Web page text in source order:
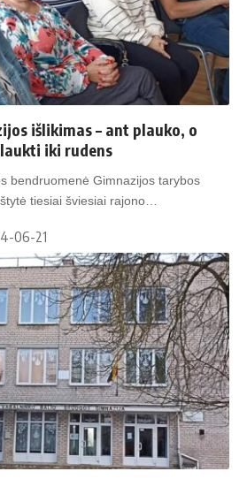
išlikimas – ant plauko, o
iki rudens
bendruomenė Gimnazijos tarybos
tiesiai šviesiai rajono…
06-21